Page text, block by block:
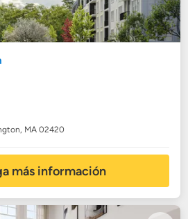
MA 02420
más información